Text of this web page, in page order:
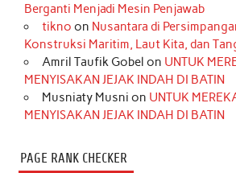
Berganti Menjadi Mesin Penjawab
tikno on Nusantara di
Konstruksi Maritim, Laut Kita, dan
Amril Taufik Gobel on UNTUK
MENYISAKAN JEJAK INDAH DI BATIN
Musniaty Musni on UNTUK
MENYISAKAN JEJAK INDAH DI BATIN
PAGE RANK CHECKER